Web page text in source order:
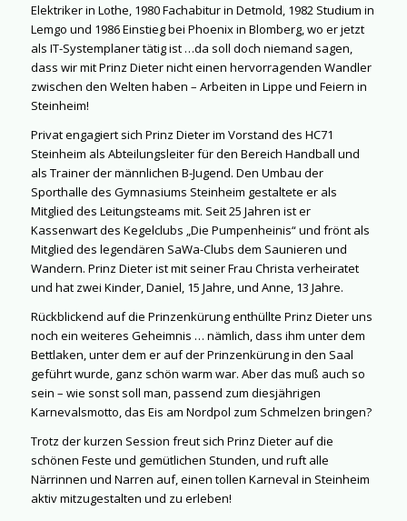
Elektriker in Lothe, 1980 Fachabitur in Detmold, 1982 Studium in
Lemgo und 1986 Einstieg bei Phoenix in Blomberg, wo er jetzt
als IT-Systemplaner tätig ist …da soll doch niemand sagen,
dass wir mit Prinz Dieter nicht einen hervorragenden Wandler
zwischen den Welten haben – Arbeiten in Lippe und Feiern in
Steinheim!
Privat engagiert sich Prinz Dieter im Vorstand des HC71
Steinheim als Abteilungsleiter für den Bereich Handball und
als Trainer der männlichen B-Jugend. Den Umbau der
Sporthalle des Gymnasiums Steinheim gestaltete er als
Mitglied des Leitungsteams mit. Seit 25 Jahren ist er
Kassenwart des Kegelclubs „Die Pumpenheinis“ und frönt als
Mitglied des legendären SaWa-Clubs dem Saunieren und
Wandern. Prinz Dieter ist mit seiner Frau Christa verheiratet
und hat zwei Kinder, Daniel, 15 Jahre, und Anne, 13 Jahre.
Rückblickend auf die Prinzenkürung enthüllte Prinz Dieter uns
noch ein weiteres Geheimnis … nämlich, dass ihm unter dem
Bettlaken, unter dem er auf der Prinzenkürung in den Saal
geführt wurde, ganz schön warm war. Aber das muß auch so
sein – wie sonst soll man, passend zum diesjährigen
Karnevalsmotto, das Eis am Nordpol zum Schmelzen bringen?
Trotz der kurzen Session freut sich Prinz Dieter auf die
schönen Feste und gemütlichen Stunden, und ruft alle
Närrinnen und Narren auf, einen tollen Karneval in Steinheim
aktiv mitzugestalten und zu erleben!